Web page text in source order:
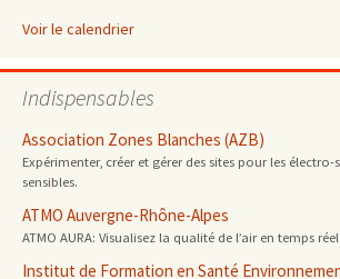
Voir le calendrier
Indispensables
Association Zones Blanches (AZB)
Expérimenter, créer et gérer des sites pour les
sensibles.
ATMO Auvergne-Rhône-Alpes
ATMO AURA: Visualisez la qualité de l’air en temps
Institut de Formation en Santé